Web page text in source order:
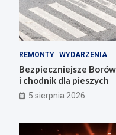
REMONTY WYDARZENIA
Bezpieczniejsze
i chodnik dla pieszych
5 sierpnia 2026